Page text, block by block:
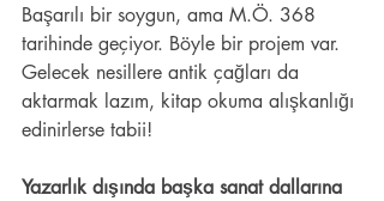
Başarılı bir soygun, ama M.Ö. 368
tarihinde geçiyor. Böyle bir projem var.
Gelecek nesillere antik çağları da
aktarmak lazım, kitap okuma alışkanlığı
edinirlerse tabii!
Yazarlık dışında başka sanat dallarına